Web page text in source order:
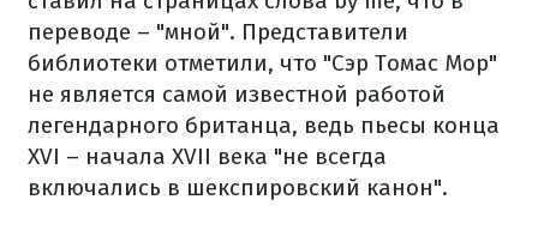
переводе – "мной". Представители
библиотеки отметили, что "Сэр Томас Мор"
не является самой известной работой
легендарного британца, ведь пьесы конца
XVI – начала XVII века "не всегда
включались в шекспировский канон".